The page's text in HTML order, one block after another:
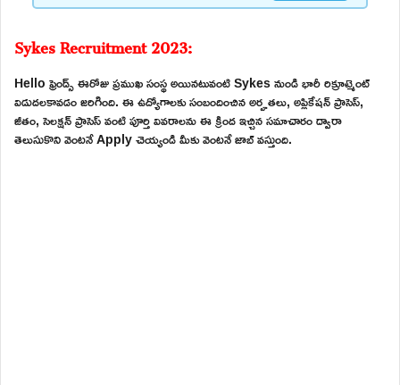
Sykes Recruitment 2023:
Hello ఫ్రెండ్స్ ఈరోజు ప్రముఖ సంస్థ అయినటువంటి Sykes నుండి భారీ రిక్రూట్మెంట్
విడుదలకావడం జరిగింది. ఈ ఉద్యోగాలకు సంబందించిన అర్హతలు, అప్లికేషన్ ప్రాసెస్,
జీతం, సెలక్షన్ ప్రాసెస్ వంటి పూర్తి వివరాలను ఈ క్రింద ఇచ్చిన సమాచారం ద్వారా
తెలుసుకొని వెంటనే Apply చెయ్యండి మీకు వెంటనే జాబ్ వస్తుంది.